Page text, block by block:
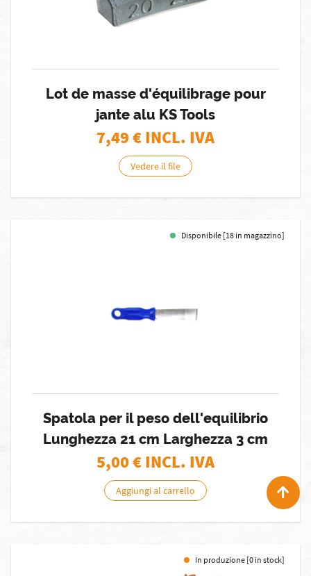
Lot de masse d'équilibrage pour
jante alu KS Tools
7,49€ INCL. IVA
Vedere il file
Disponibile [18 in magazzino]
Spatola per il peso dell'equilibrio
Lunghezza 21 cm Larghezza 3 cm
5,00€ INCL. IVA
Aggiungi al carrello
In produzione [0 in stock]